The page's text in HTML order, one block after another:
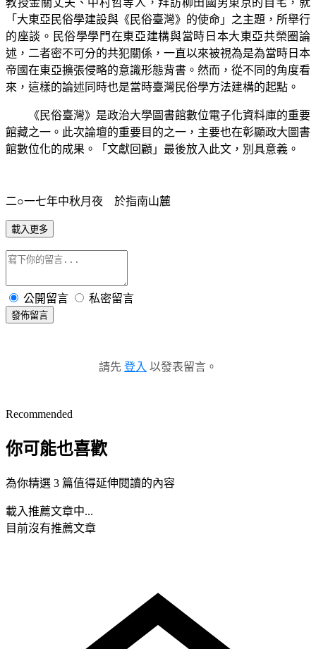
「大東亞民俗學建設與《民俗臺灣》的使命」之主題，所舉行
的座談。民俗學學門在東亞建構與當時日本大東亞共榮圈論
述，二者密不可分的共犯關係，一直以來被視為是為當時日本
帝國在東亞擴張侵略的意識形態背書。然而，從不同的角度看
來，這樣的論述同時也是當時臺灣民俗學方法建構的起點。
《民俗臺灣》是政治大學圖書館數位電子化資料庫的重要
館藏之一。此次論壇的重要目的之一，主要也在彰顯政大圖書
館數位化的成果。「文獻回顧」最後放入此文，別具意義。
二○一七年中秋月夜 於指南山麓
載入更多
公開留言 私密留言
發佈留言
請先 登入 以發表留言。
Recommended
你可能也喜歡
為你精選 3 篇值得延伸閱讀的內容
載入推薦文章中...
目前沒有推薦文章